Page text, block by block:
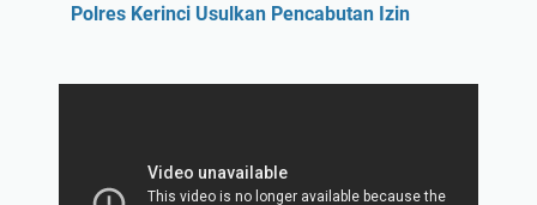
Polres Kerinci Usulkan Pencabutan Izin